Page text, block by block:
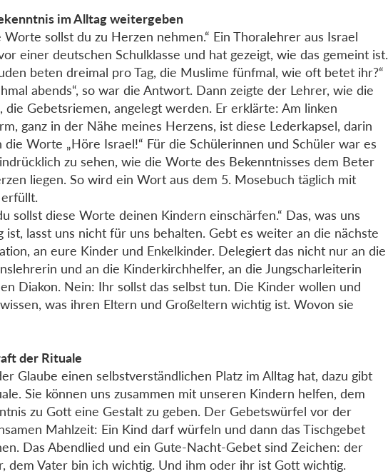
im Alltag weitergeben
Worte sollst du zu Herzen nehmen.“ Ein Thoralehrer aus Israel
einer deutschen Schulklasse und hat gezeigt, wie das gemeint ist.
beten dreimal pro Tag, die Muslime fünfmal, wie oft betet ihr?“
abends“, so war die Antwort. Dann zeigte der Lehrer, wie die
die Gebetsriemen, angelegt werden. Er erklärte: Am linken
ganz in der Nähe meines Herzens, ist diese Lederkapsel, darin
die Worte „Höre Israel!“ Für die Schülerinnen und Schüler war es
zu sehen, wie die Worte des Bekenntnisses dem Beter
liegen. So wird ein Wort aus dem 5. Mosebuch täglich mit
sollst diese Worte deinen Kindern einschärfen.“ Das, was uns
ist, lasst uns nicht für uns behalten. Gebt es weiter an die nächste
an eure Kinder und Enkelkinder. Delegiert das nicht nur an die
und an die Kinderkirchhelfer, an die Jungscharleiterin
Diakon. Nein: Ihr sollst das selbst tun. Die Kinder wollen und
was ihren Eltern und Großeltern wichtig ist. Wovon sie
der Rituale
Glaube einen selbstverständlichen Platz im Alltag hat, dazu gibt
Sie können uns zusammen mit unseren Kindern helfen, dem
zu Gott eine Gestalt zu geben. Der Gebetswürfel vor der
Mahlzeit: Ein Kind darf würfeln und dann das Tischgebet
Das Abendlied und ein Gute-Nacht-Gebet sind Zeichen: der
dem Vater bin ich wichtig. Und ihm oder ihr ist Gott wichtig.